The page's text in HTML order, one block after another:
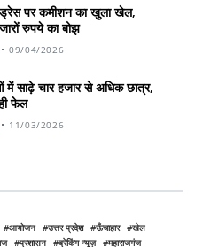
पर कमीशन का खुला खेल,
रुपये का बोझ
09/04/2026
में साढ़े चार हजार से अधिक छात्र,
फेल
11/03/2026
आयोजन उत्तर प्रदेश ऊँचाहार
खेल
प्रशासन ब्रेकिंग न्यूज़
महाराजगंज